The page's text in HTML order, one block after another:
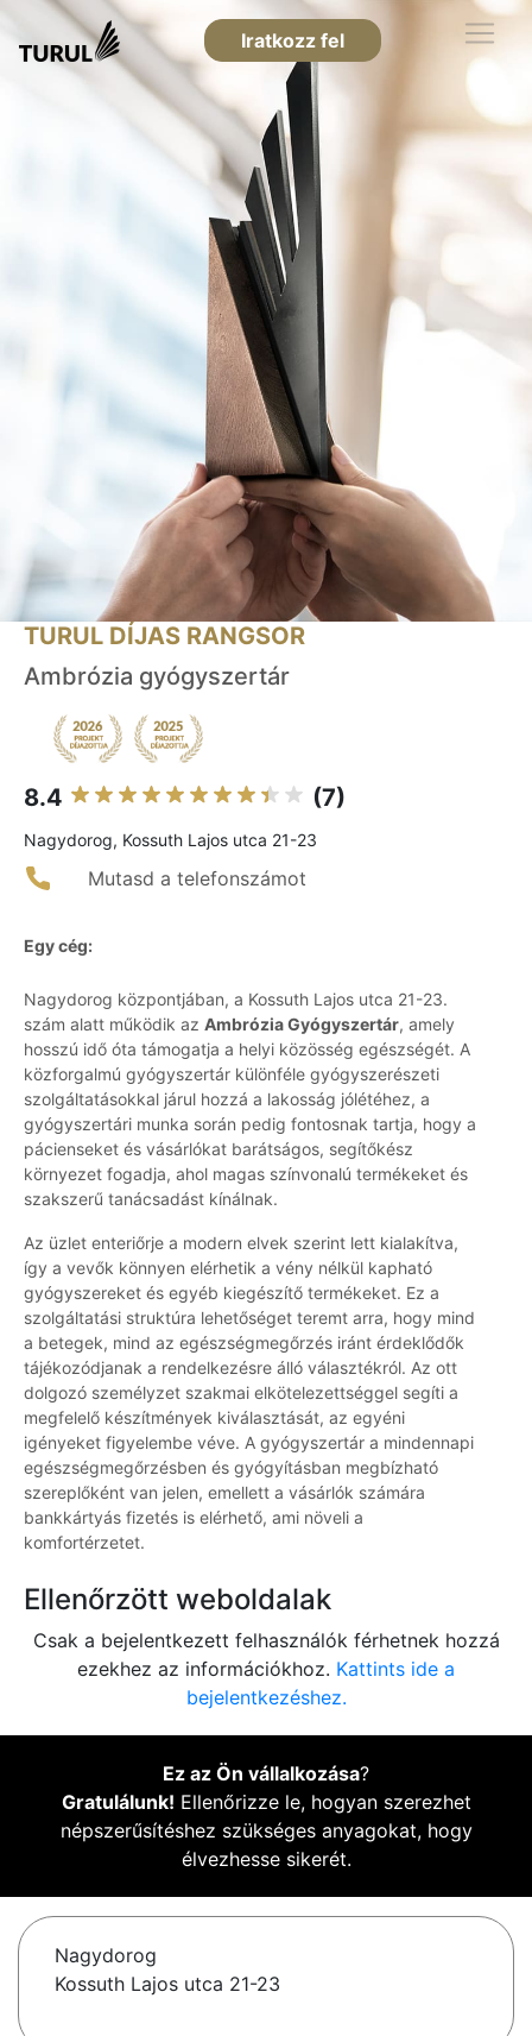
Iratkozz fel
TURUL DÍJAS RANGSOR
Ambrózia gyógyszertár
8.4 (7)
Nagydorog, Kossuth Lajos utca 21-23
Mutasd a telefonszámot
Egy cég:
Nagydorog központjában, a Kossuth Lajos utca 21-23.
szám alatt működik az Ambrózia Gyógyszertár, amely
hosszú idő óta támogatja a helyi közösség egészségét. A
közforgalmú gyógyszertár különféle gyógyszerészeti
szolgáltatásokkal járul hozzá a lakosság jólétéhez, a
gyógyszertári munka során pedig fontosnak tartja, hogy a
pácienseket és vásárlókat barátságos, segítőkész
környezet fogadja, ahol magas színvonalú termékeket és
szakszerű tanácsadást kínálnak.
Az üzlet enteriőrje a modern elvek szerint lett kialakítva,
így a vevők könnyen elérhetik a vény nélkül kapható
gyógyszereket és egyéb kiegészítő termékeket. Ez a
szolgáltatási struktúra lehetőséget teremt arra, hogy mind
a betegek, mind az egészségmegőrzés iránt érdeklődők
tájékozódjanak a rendelkezésre álló választékról. Az ott
dolgozó személyzet szakmai elkötelezettséggel segíti a
megfelelő készítmények kiválasztását, az egyéni
igényeket figyelembe véve. A gyógyszertár a mindennapi
egészségmegőrzésben és gyógyításban megbízható
szereplőként van jelen, emellett a vásárlók számára
bankkártyás fizetés is elérhető, ami növeli a
komfortérzetet.
Ellenőrzött weboldalak
Csak a bejelentkezett felhasználók férhetnek hozzá
ezekhez az információkhoz. Kattints ide a
bejelentkezéshez.
Ez az Ön vállalkozása?
Gratulálunk! Ellenőrizze le, hogyan szerezhet
népszerűsítéshez szükséges anyagokat, hogy
élvezhesse sikerét.
Nagydorog
Kossuth Lajos utca 21-23